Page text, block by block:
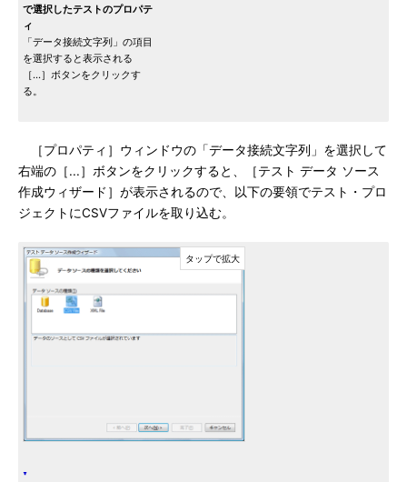
で選択したテストのプロパテ
ィ
「データ接続文字列」の項目
を選択すると表示される
［...］ボタンをクリックす
る。
［プロパティ］ウィンドウの「データ接続文字列」を選択して
右端の［...］ボタンをクリックすると、［テスト データ ソース
作成ウィザード］が表示されるので、以下の要領でテスト・プロ
ジェクトにCSVファイルを取り込む。